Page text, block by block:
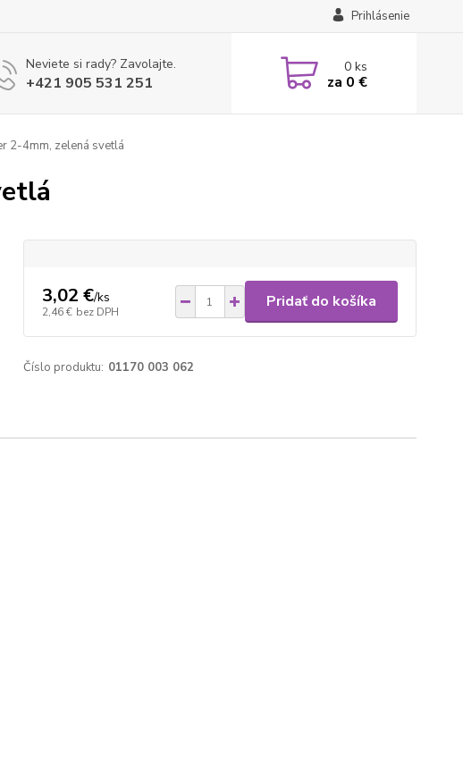
Prihlásenie
Neviete si rady? Zavolajte.
+421 905 531 251
0ks
za 0 €
2-4mm, zelená svetlá
3,02 €/ks
2,46 € bez DPH
Pridať do košíka
Číslo produktu: 01170 003 062